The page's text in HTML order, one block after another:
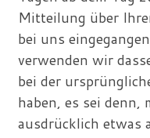
Mitteilung über
bei uns
verwenden wir
bei der
haben, es sei
ausdrücklich etwas